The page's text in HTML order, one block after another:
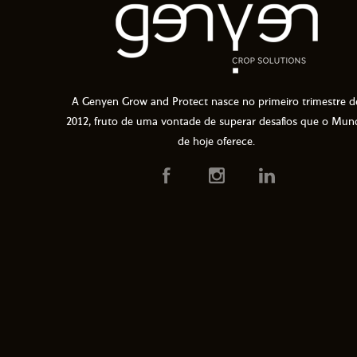
A Genyen Grow and Protect nasce no primeiro trimestre
2012, fruto de uma vontade de superar desafios que o
de hoje oferece.